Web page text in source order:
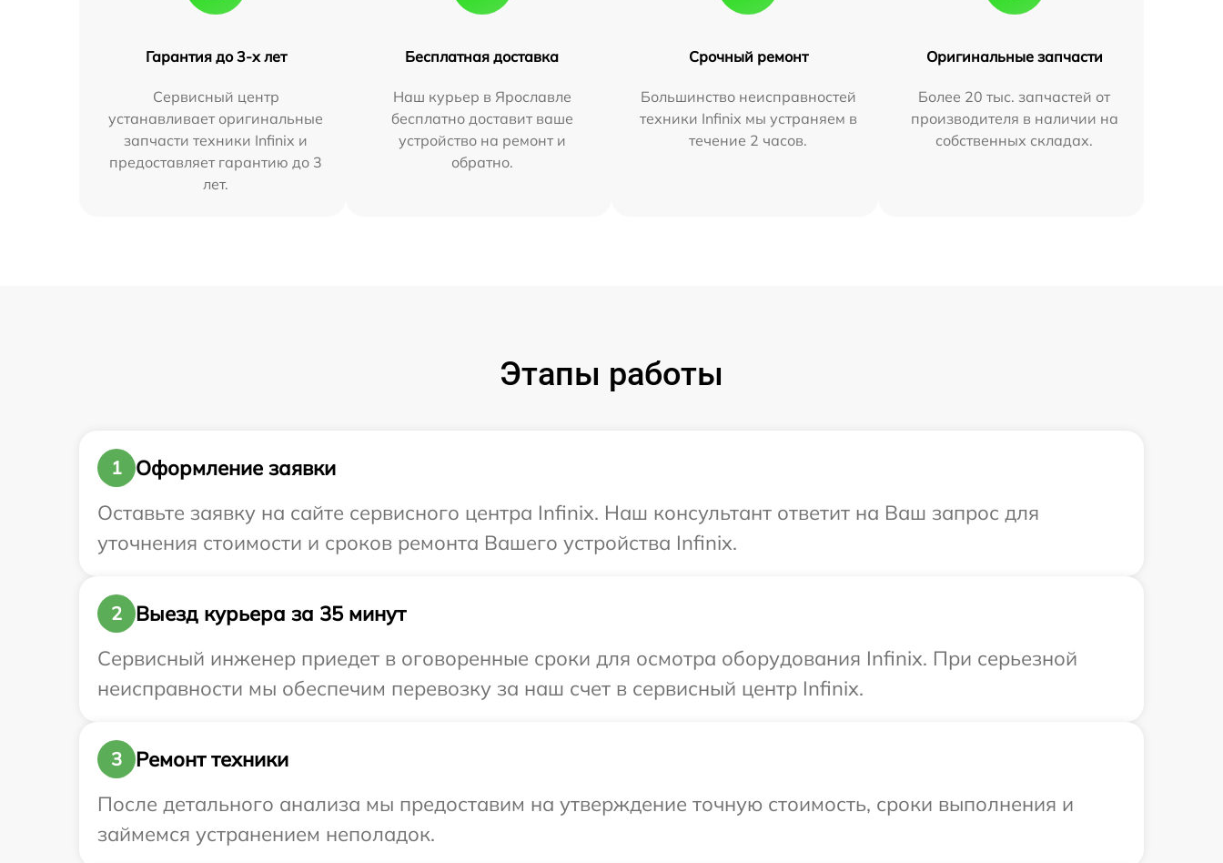
Гарантия до 3-х лет
Сервисный центр
устанавливает оригинальные
запчасти техники Infinix и
предоставляет гарантию до 3
лет.
Бесплатная доставка
Наш курьер в Ярославле
бесплатно доставит ваше
устройство на ремонт и
обратно.
Срочный ремонт
Большинство неисправностей
техники Infinix мы устраняем в
течение 2 часов.
Оригинальные запчасти
Более 20 тыс. запчастей от
производителя в наличии на
собственных складах.
Этапы работы
1
Оформление заявки
Оставьте заявку на сайте сервисного центра Infinix. Наш консультант ответит на Ваш запрос для
уточнения стоимости и сроков ремонта Вашего устройства Infinix.
2
Выезд курьера за 35 минут
Сервисный инженер приедет в оговоренные сроки для осмотра оборудования Infinix. При серьезной
неисправности мы обеспечим перевозку за наш счет в сервисный центр Infinix.
3
Ремонт техники
После детального анализа мы предоставим на утверждение точную стоимость, сроки выполнения и
займемся устранением неполадок.